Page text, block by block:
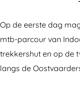
Op de eerste dag
mtb-parcour van
trekkershut en op de
langs de